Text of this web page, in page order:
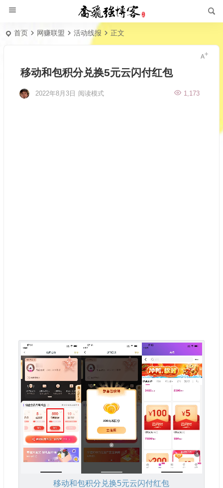
首页 网赚联盟 活动线报 正文
移动和包积分兑换5元云闪付红包
2022年8月3日 1,173
阅读模式
移动和包积分兑换5元云闪付红包